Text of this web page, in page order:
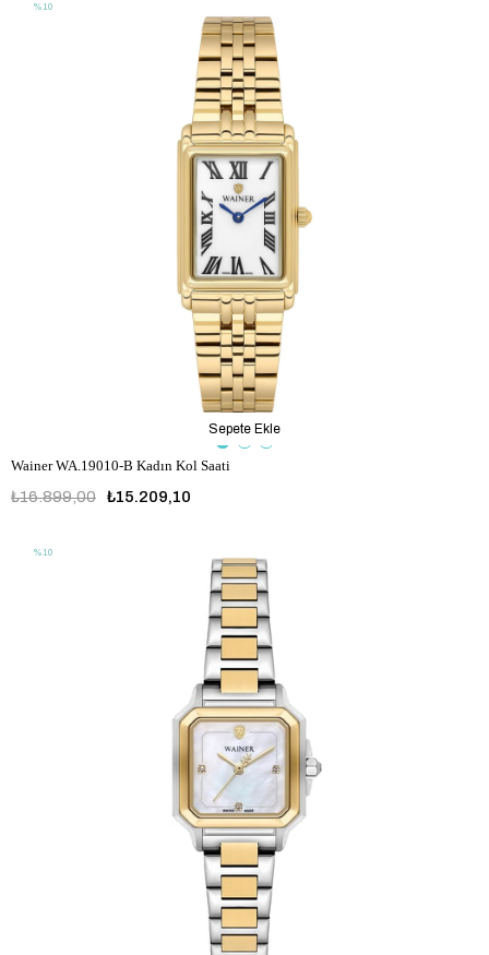
Wainer WA.19010-B Kadın Kol Saati
₺15.209,10
₺16.899,00
Sepete Ekle
%10
%10